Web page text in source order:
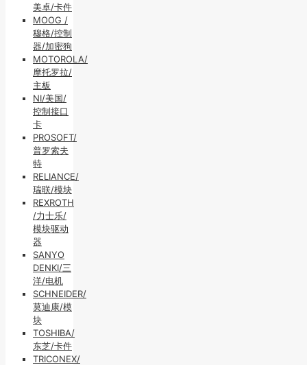
美卓/卡件
MOOG /
穆格/控制
器/加密狗
MOTOROLA/
摩托罗拉/
主板
NI/美国/
控制接口
卡
PROSOFT/
普罗索夫
特
RELIANCE/
瑞联/模块
REXROTH
/力士乐/
模块驱动
器
SANYO
DENKI/三
洋/电机
SCHNEIDER/
莫迪康/模
块
TOSHIBA/
东芝/卡件
TRICONEX/